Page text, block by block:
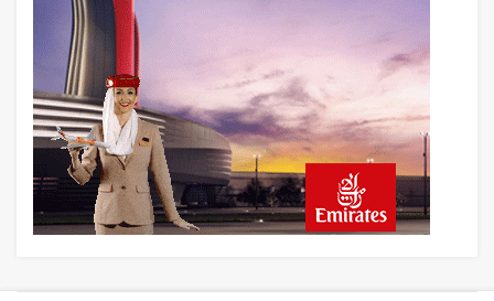
22 saat önce
Norwegian Uçağına Polis Müdahalesi
23 saat önce
British Airways A380 seferlerini yüzde
28 azaltıyor